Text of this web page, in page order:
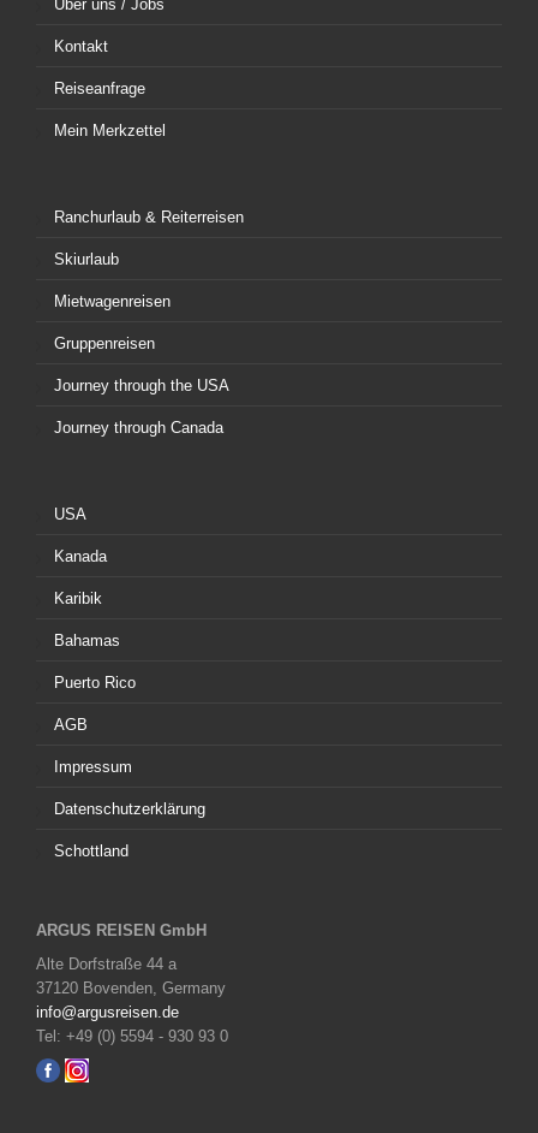
Über uns / Jobs
Kontakt
Reiseanfrage
Mein Merkzettel
Ranchurlaub & Reiterreisen
Skiurlaub
Mietwagenreisen
Gruppenreisen
Journey through the USA
Journey through Canada
USA
Kanada
Karibik
Bahamas
Puerto Rico
AGB
Impressum
Datenschutzerklärung
Schottland
ARGUS REISEN GmbH
Alte Dorfstraße 44 a
37120 Bovenden, Germany
info@argusreisen.de
Tel: +49 (0) 5594 - 930 93 0